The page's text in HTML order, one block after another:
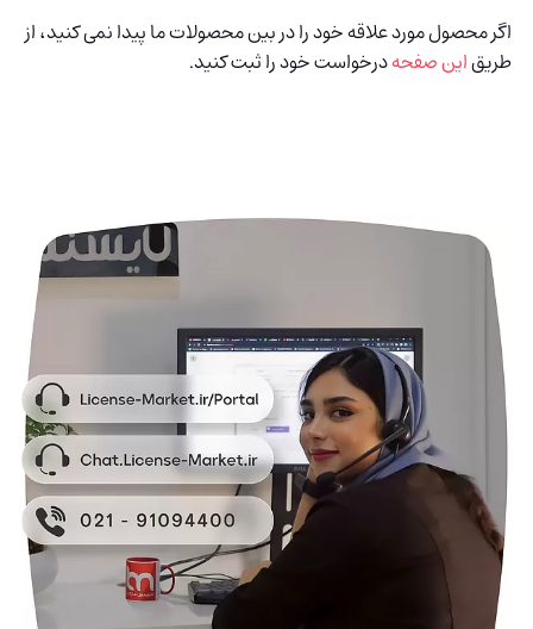
اگر محصول مورد علاقه خود را در بین محصولات ما پیدا نمی کنید، از
طریقاین صفحهدرخواست خود را ثبت کنید.